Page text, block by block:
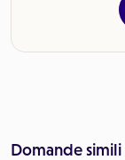
Domande simili